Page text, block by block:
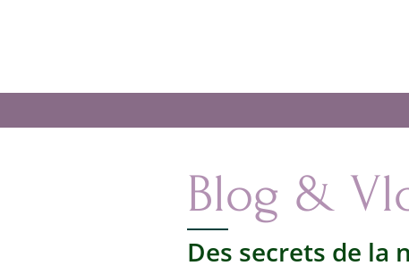
Blog &
Des secrets de la